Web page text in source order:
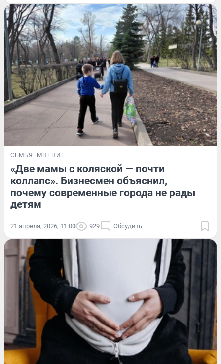
СЕМЬЯ МНЕНИЕ
«Две мамы с коляской — почти
коллапс». Бизнесмен объяснил,
почему современные города не рады
детям
21 апреля, 2026, 11:00 929 Обсудить